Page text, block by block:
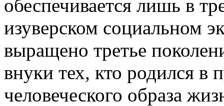
обеспечивается лишь в
изуверском социальном
выращено третье
внуки тех, кто родился в
человеческого образа